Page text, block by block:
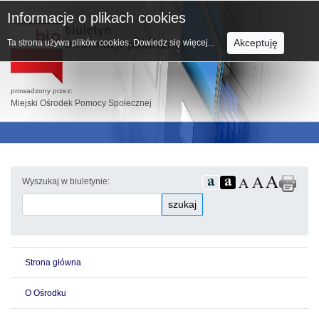
prowadzony przez:
Miejski Ośrodek Pomocy Społecznej
Wyszukaj w biuletynie:
szukaj
Strona główna
O Ośrodku
Informacje o plikach cookies
Ta strona używa plików cookies. Dowiedz się więcej... Akceptuję